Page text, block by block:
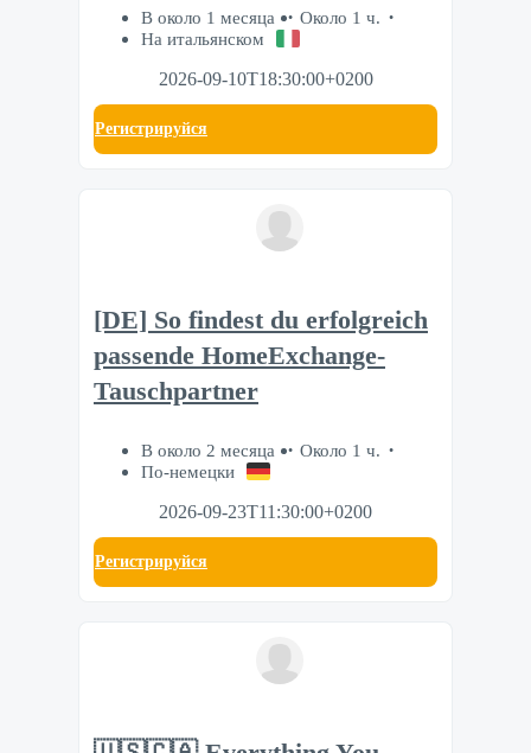
В около 1 месяца
Около 1 ч.
На итальянском
2026-09-10T18:30:00+0200
Регистрируйся
[DE] So findest du erfolgreich
passende HomeExchange-
Tauschpartner
В около 2 месяца
Около 1 ч.
По-немецки
2026-09-23T11:30:00+0200
Регистрируйся